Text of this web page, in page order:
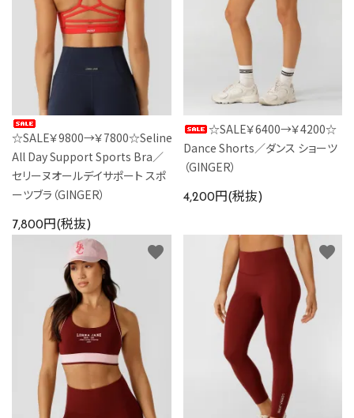
☆SALE￥9800→￥7800☆Seline
All Day Support Sports Bra／
セリーヌオールデイサポート スポ
ーツブラ（GINGER）
7,800円(税抜)
☆SALE￥6400→￥4200☆
Dance Shorts／ダンス ショーツ
（GINGER）
4,200円(税抜)
favorite favorite